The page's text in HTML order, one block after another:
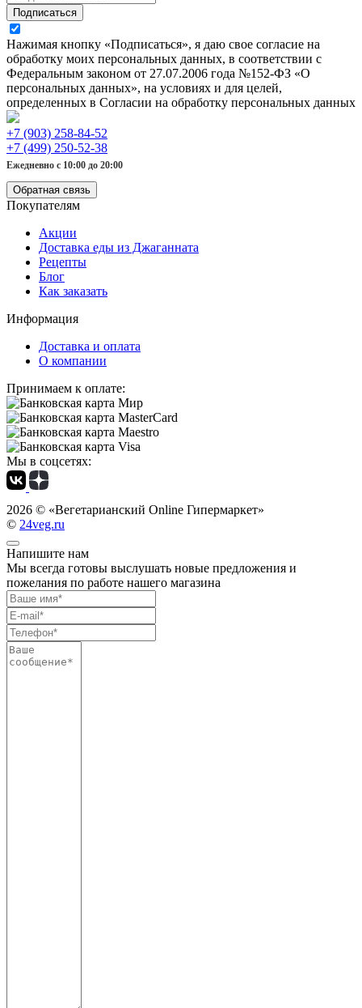
Подписаться
Нажимая кнопку «Подписаться», я даю свое согласие на
обработку моих персональных данных, в соответствии с
Федеральным законом от 27.07.2006 года №152-ФЗ «О
персональных данных», на условиях и для целей,
определенных в Согласии на обработку персональных данных
+7 (903) 258-84-52
+7 (499) 250-52-38
Ежедневно с 10:00 до 20:00
Обратная связь
Покупателям
Акции
Доставка еды из Джаганната
Рецепты
Блог
Как заказать
Информация
Доставка и оплата
О компании
Принимаем к оплате:
Мы в соцсетях:
2026 © «Вегетарианский Online Гипермаркет»
© 24veg.ru
Напишите нам
Мы всегда готовы выслушать новые предложения и
пожелания по работе нашего магазина